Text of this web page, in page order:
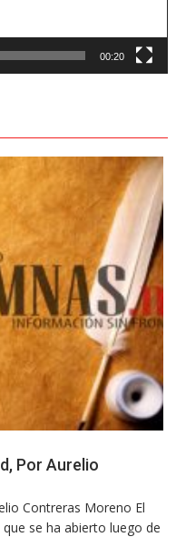
00:20
Por Aurelio
Contreras Moreno El
se ha abierto luego de